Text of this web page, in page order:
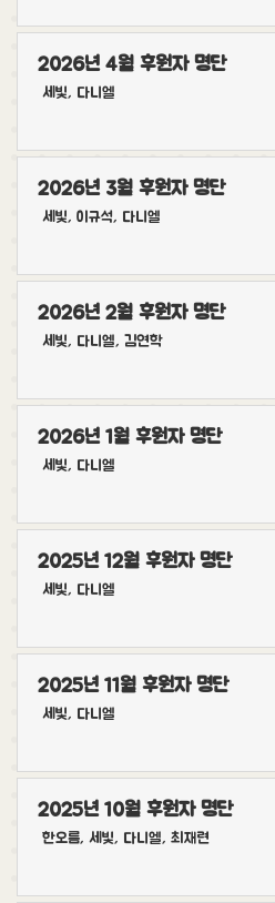
2026년 4월 후원자 명단
세빛, 다니엘
2026년 3월 후원자 명단
세빛, 이규석, 다니엘
2026년 2월 후원자 명단
세빛, 다니엘, 김연학
2026년 1월 후원자 명단
세빛, 다니엘
2025년 12월 후원자 명단
세빛, 다니엘
2025년 11월 후원자 명단
세빛, 다니엘
2025년 10월 후원자 명단
한오름, 세빛, 다니엘, 최재련